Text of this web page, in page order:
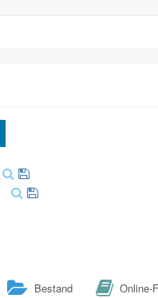
Bestand Online-